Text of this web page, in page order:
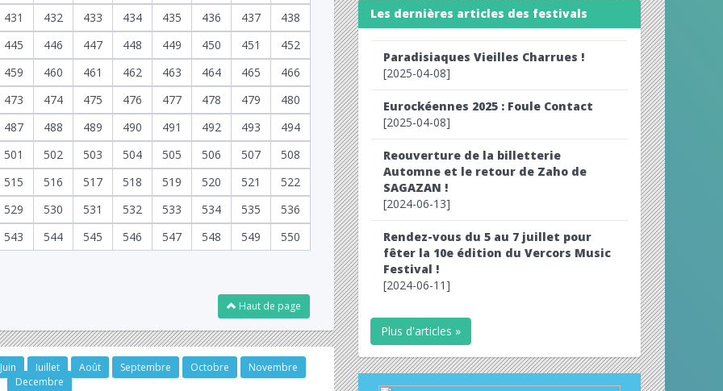
431
432 433 434 435 436 437
438
445
446 447 448 449 450 451
452
459
460 461 462 463 464 465
466
473
474 475 476 477 478 479
480
487
488 489 490 491 492 493
494
501
502 503 504 505 506 507
508
515
516 517 518 519 520 521
522
529
530 531 532 533 534 535
536
543
544 545 546 547 548 549 550
Haut de page
Juin Juillet Août Septembre Octobre
Novembre
Decembre
Les dernières articles des festivals
Paradisiaques Vieilles Charrues !
[2025-04-08]
Eurockéennes 2025 : Foule Contact
[2025-04-08]
Reouverture de la billetterie
Automne et le retour de Zaho de
SAGAZAN !
[2024-06-13]
Rendez-vous du 5 au 7 juillet pour
fêter la 10e édition du Vercors Music
Festival !
[2024-06-11]
Plus d'articles »